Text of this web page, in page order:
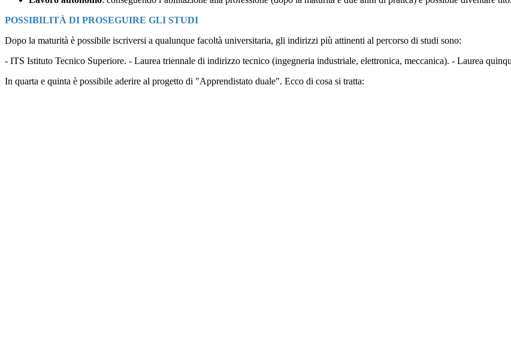
POSSIBILITÀ DI PROSEGUIRE GLI STUDI
Dopo la maturità è possibile iscriversi a qualunque facoltà universitaria, gli indirizzi più attinenti al percorso di studi sono:
- ITS Istituto Tecnico Superiore. - Laurea triennale di indirizzo tecnico (ingegneria industriale, elettronica, meccanica). - Laurea
In quarta e quinta è possibile aderire al progetto di "Apprendistato duale". Ecco di cosa si tratta: